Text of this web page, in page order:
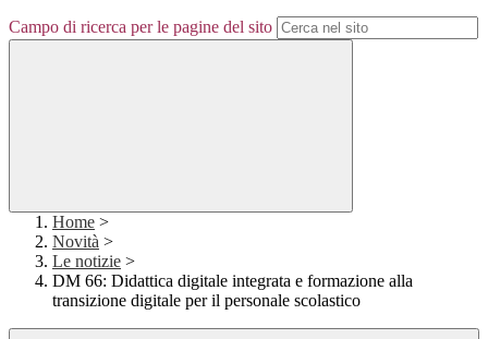
Campo di ricerca per le pagine del sito
Home >
Novità >
Le notizie >
DM 66: Didattica digitale integrata e formazione alla
transizione digitale per il personale scolastico